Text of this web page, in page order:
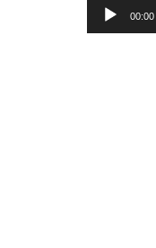
Odtwarzacz
plików
00:00